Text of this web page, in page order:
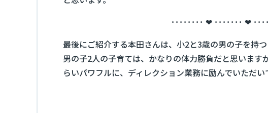
････････ ❤ ･･･････ ❤ ･･･
最後にご紹介する本田さんは、小2と3歳の男の子を持
男の子2人の子育ては、かなりの体力勝負だと思います
らいパワフルに、ディレクション業務に励んでいただい